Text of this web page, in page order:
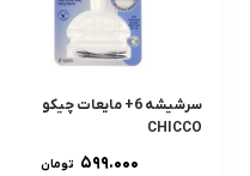
سرشيشه 6+ مایعات چیکو
CHICCO
۵۹۹.۰۰۰ تومان